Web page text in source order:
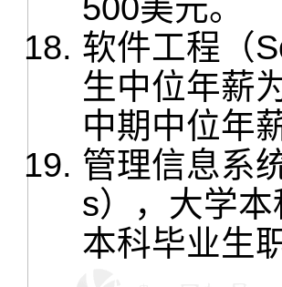
500美元。
软件工程（
生中位年薪
中期中位年
管理信息系
s），大学
本科毕业生